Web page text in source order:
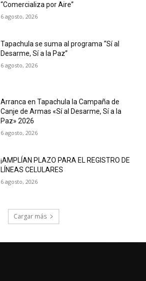
“Comercializa por Aire”
6 agosto, 2026
Tapachula se suma al programa “Sí al
Desarme, Sí a la Paz”
6 agosto, 2026
Arranca en Tapachula la Campaña de
Canje de Armas «Sí al Desarme, Sí a la
Paz» 2026
6 agosto, 2026
¡AMPLÍAN PLAZO PARA EL REGISTRO DE
LÍNEAS CELULARES
6 agosto, 2026
Cargar más